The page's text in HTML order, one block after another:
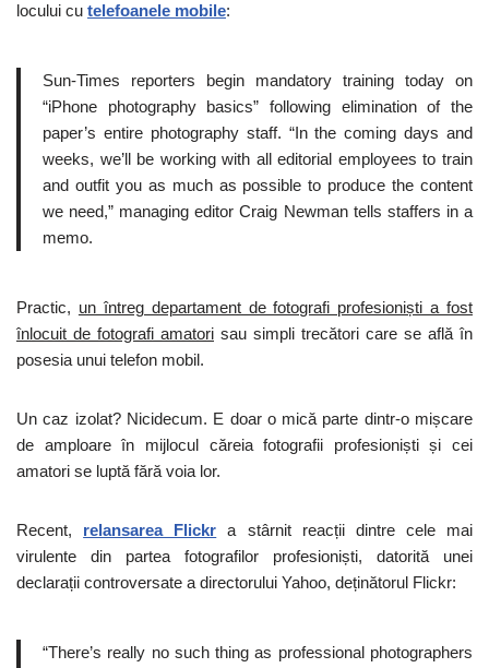
locului cu telefoanele mobile:
Sun-Times reporters begin mandatory training today on
“iPhone photography basics” following elimination of the
paper’s entire photography staff. “In the coming days and
weeks, we’ll be working with all editorial employees to train
and outfit you as much as possible to produce the content
we need,” managing editor Craig Newman tells staffers in a
memo.
Practic, un întreg departament de fotografi profesioniști a fost
înlocuit de fotografi amatori sau simpli trecători care se află în
posesia unui telefon mobil.
Un caz izolat? Nicidecum. E doar o mică parte dintr-o mișcare
de amploare în mijlocul căreia fotografii profesioniști și cei
amatori se luptă fără voia lor.
Recent, relansarea Flickr a stârnit reacții dintre cele mai
virulente din partea fotografilor profesioniști, datorită unei
declarații controversate a directorului Yahoo, deținătorul Flickr:
“There’s really no such thing as professional photographers